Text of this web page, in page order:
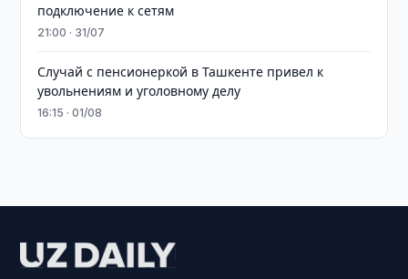
подключение к сетям
21:00 · 31/07
Случай с пенсионеркой в Ташкенте привел к
увольнениям и уголовному делу
16:15 · 01/08